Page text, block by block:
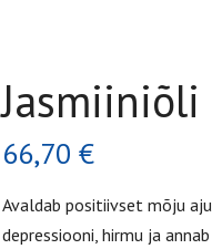
Jasmiiniõli
66,70 €
Avaldab positiivset mõju
depressiooni, hirmu ja